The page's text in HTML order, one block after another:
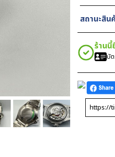
AR
Swiss
ชิ้น
สถานะสิน
ร้าน
บัต